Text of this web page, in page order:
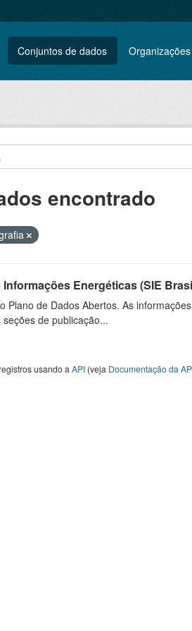
Conjuntos de dados Organizações
encontrado
Energéticas (SIE
Plano de Dados Abertos. As
de publicação...
usando a API(veja Documentação da